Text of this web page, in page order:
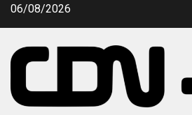
Przejdź
06/08/2026